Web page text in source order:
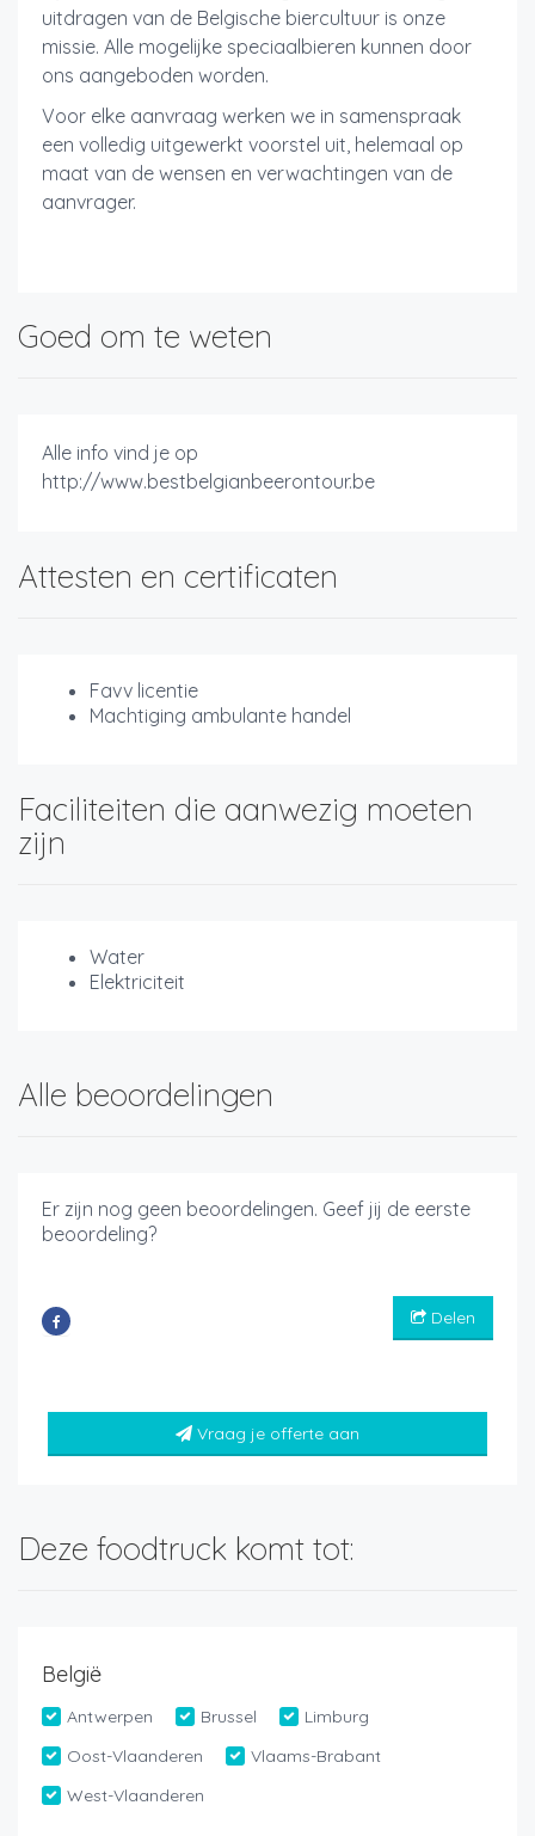
uitdragen van de Belgische biercultuur is onze
missie. Alle mogelijke speciaalbieren kunnen door
ons aangeboden worden.
Voor elke aanvraag werken we in samenspraak
een volledig uitgewerkt voorstel uit, helemaal op
maat van de wensen en verwachtingen van de
aanvrager.
Goed om te weten
Alle info vind je op
http://www.bestbelgianbeerontour.be
Attesten en certificaten
Favv licentie
Machtiging ambulante handel
Faciliteiten die aanwezig moeten
zijn
Water
Elektriciteit
Alle beoordelingen
Er zijn nog geen beoordelingen. Geef jij de eerste
beoordeling?
Delen
Vraag je offerte aan
Deze foodtruck komt tot:
België
Antwerpen Brussel
Limburg
Oost-Vlaanderen
Vlaams-Brabant
West-Vlaanderen